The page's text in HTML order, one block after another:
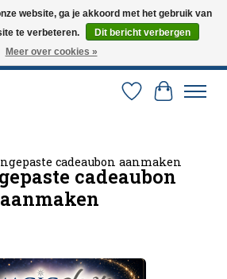
Snelle verzending via PostNL en DHL.
Bel of mail om een afspraak te maken. 0251-
Verlanglijst
cadeaubon aanmaken
cadeaubon
aanmaken
website, ga je akkoord met het gebruik van
te verbeteren.
Dit bericht verbergen
Meer over cookies »